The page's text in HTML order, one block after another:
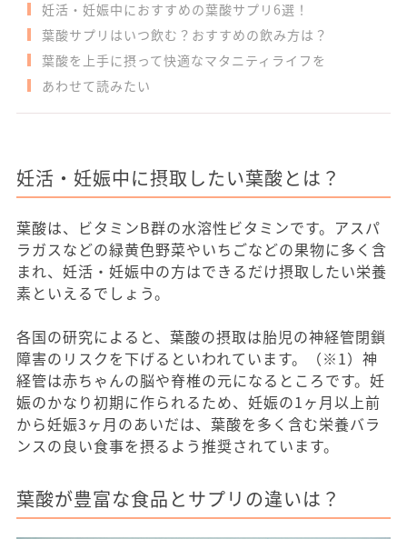
妊活・妊娠中におすすめの葉酸サプリ6選！
葉酸サプリはいつ飲む？おすすめの飲み方は？
葉酸を上手に摂って快適なマタニティライフを
あわせて読みたい
妊活・妊娠中に摂取したい葉酸とは？
葉酸は、ビタミンB群の水溶性ビタミンです。アスパ
ラガスなどの緑黄色野菜やいちごなどの果物に多く含
まれ、妊活・妊娠中の方はできるだけ摂取したい栄養
素といえるでしょう。
各国の研究によると、葉酸の摂取は胎児の神経管閉鎖
障害のリスクを下げるといわれています。（※1）神
経管は赤ちゃんの脳や脊椎の元になるところです。妊
娠のかなり初期に作られるため、妊娠の1ヶ月以上前
から妊娠3ヶ月のあいだは、葉酸を多く含む栄養バラ
ンスの良い食事を摂るよう推奨されています。
葉酸が豊富な食品とサプリの違いは？